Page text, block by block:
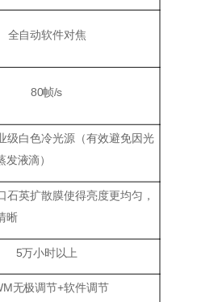
全自动软件对焦
80帧/s
级白色冷光源（有效避免因光
液滴）
石英扩散膜使得亮度更均匀，
晰
5万小时以上
无极调节+软件调节